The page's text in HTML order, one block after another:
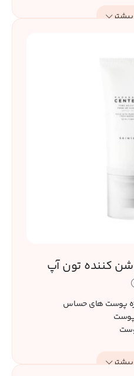
پوست
کننده تون آپ
پوست های حساس